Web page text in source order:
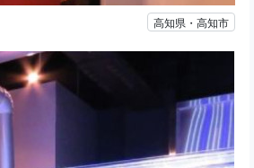
高知県・高知市